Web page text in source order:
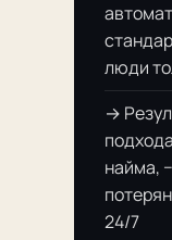
люди
→
найма,
24/7